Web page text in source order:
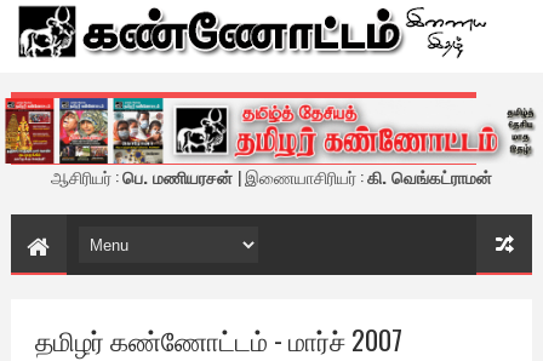
கண்ணோட்டம் - இணைய இதழ்
ஆசிரியர் :பெ. மணியரசன் | இணையாசிரியர் :கி. வெங்கட்ராமன்
தமிழர் கண்ணோட்டம் - மார்ச் 2007